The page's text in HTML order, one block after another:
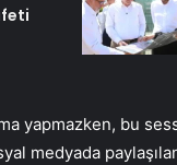
yapmazken, bu
medyada